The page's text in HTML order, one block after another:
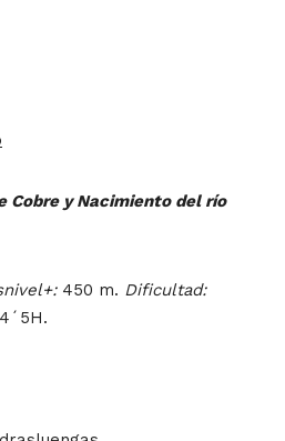
Cobre y Nacimiento del río
450 m. Dificultad: